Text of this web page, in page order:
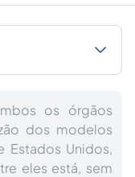
os órgãos
dos modelos
Estados Unidos,
eles está, sem